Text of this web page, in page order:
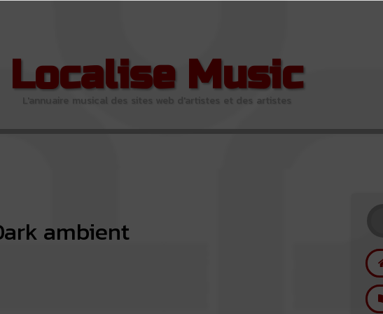
Localise Music
L'annuaire musical des sites web d'artistes et des artistes
ambient